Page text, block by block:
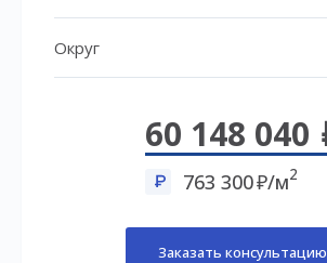
Округ
60 148 040
763 300 /м2
Заказать консультацию